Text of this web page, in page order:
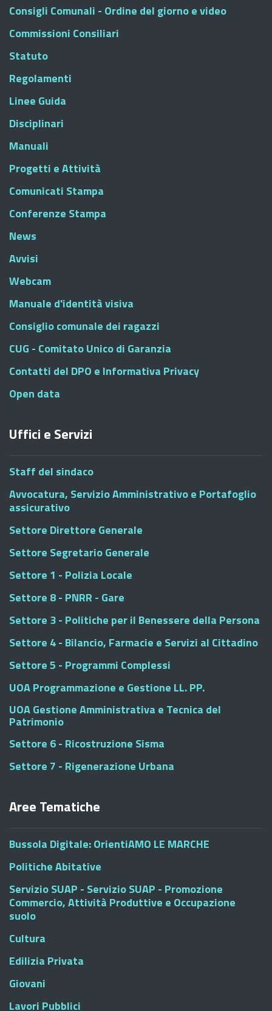
Consigli Comunali - Ordine del giorno e video
Commissioni Consiliari
Statuto
Regolamenti
Linee Guida
Disciplinari
Manuali
Progetti e Attività
Comunicati Stampa
Conferenze Stampa
News
Avvisi
Webcam
Manuale d'identità visiva
Consiglio comunale dei ragazzi
CUG - Comitato Unico di Garanzia
Contatti del DPO e Informativa Privacy
Open data
Uffici e Servizi
Staff del sindaco
Avvocatura, Servizio Amministrativo e Portafoglio
assicurativo
Settore Direttore Generale
Settore Segretario Generale
Settore 1 - Polizia Locale
Settore 8 - PNRR - Gare
Settore 3 - Politiche per il Benessere della Persona
Settore 4 - Bilancio, Farmacie e Servizi al Cittadino
Settore 5 - Programmi Complessi
UOA Programmazione e Gestione LL. PP.
UOA Gestione Amministrativa e Tecnica del
Patrimonio
Settore 6 - Ricostruzione Sisma
Settore 7 - Rigenerazione Urbana
Aree Tematiche
Bussola Digitale: OrientiAMO LE MARCHE
Politiche Abitative
Servizio SUAP - Servizio SUAP - Promozione
Commercio, Attività Produttive e Occupazione
suolo
Cultura
Edilizia Privata
Giovani
Lavori Pubblici